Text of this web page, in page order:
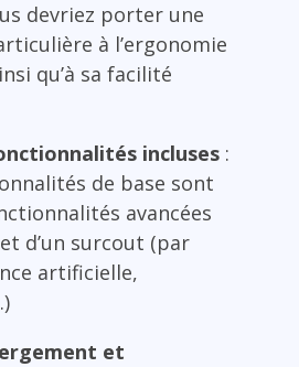
devriez porter une
à l’ergonomie
qu’à sa facilité
incluses :
de base sont
avancées
d’un surcout (par
artificielle,
et